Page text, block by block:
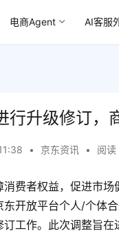
电商Agent AI客服
升级修订，
• 京东资讯 • 阅
费者权益，促进市
开放平台个人/个体
工作。此次调整旨